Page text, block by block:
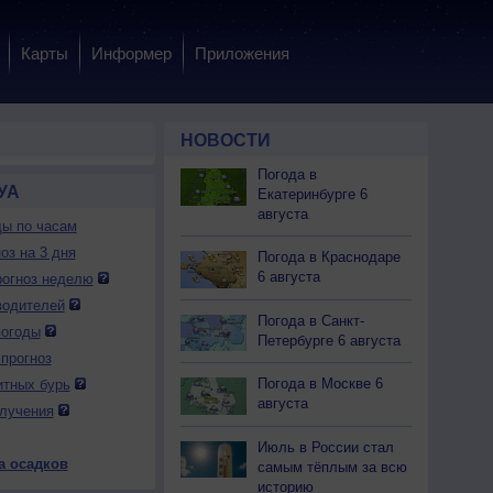
Карты Информер Приложения
10 пн
Ночь Вечер Ночь Утро День
по часам
на 3 дня
неделю
бурь
осадков
НОВОСТИ
Погода в
Екатеринбурге 6
августа
Погода в Краснодаре
6 августа
Погода в Санкт-
Петербурге 6 августа
Погода в Москве 6
августа
Июль в России стал
самым тёплым за всю
историю